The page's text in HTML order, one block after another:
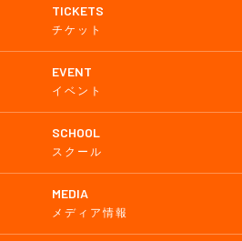
TICKETS
チケット
EVENT
イベント
SCHOOL
スクール
MEDIA
メディア情報